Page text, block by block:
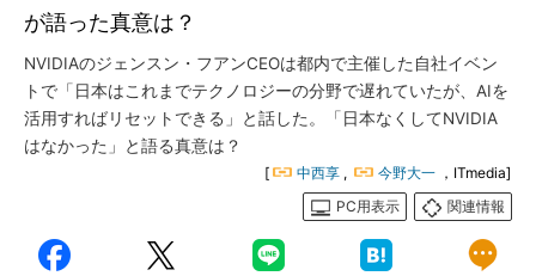
が語った真意は？
NVIDIAのジェンスン・フアンCEOは都内で主催した自社イベン
トで「日本はこれまでテクノロジーの分野で遅れていたが、AIを
活用すればリセットできる」と話した。「日本なくしてNVIDIA
はなかった」と語る真意は？
[ 中西享 , 今野大一 ，ITmedia]
PC用表示
関連情報